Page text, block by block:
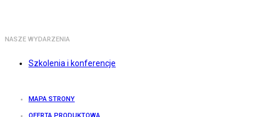
NASZE WYDARZENIA
Szkolenia i konferencje
MAPA STRONY